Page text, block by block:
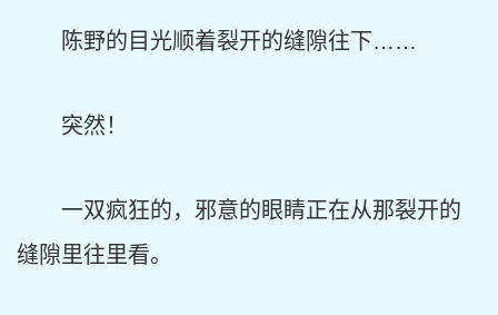
陈野的目光顺着裂开的缝隙往下……
突然！
一双疯狂的，邪意的眼睛正在从那裂开的
缝隙里往里看。